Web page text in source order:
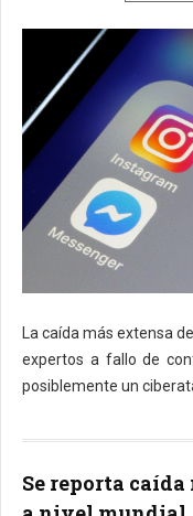
La caída más extensa
expertos a fallo de
posiblemente un
Se reporta caída